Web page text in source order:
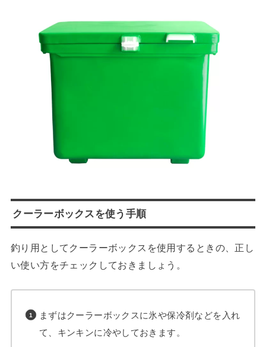
クーラーボックスを使う手順
釣り用としてクーラーボックスを使用するときの、正し
い使い方をチェックしておきましょう。
まずはクーラーボックスに氷や保冷剤などを入れ
て、キンキンに冷やしておきます。